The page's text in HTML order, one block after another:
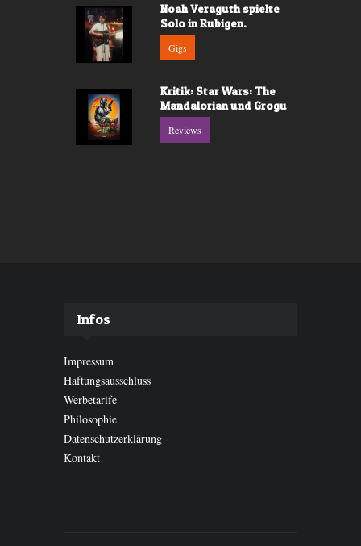
Noah Veraguth spielte
Solo in Rubigen.
Gigs
Kritik: Star Wars: The
Mandalorian und Grogu
Reviews
Infos
Impressum
Haftungsausschluss
Werbetarife
Philosophie
Datenschutzerklärung
Kontakt